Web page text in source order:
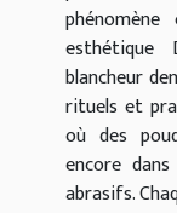
esthétique
blancheur
rituels et
où des
encore
abrasifs.